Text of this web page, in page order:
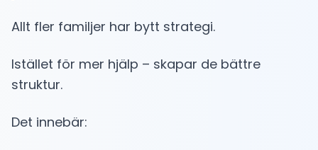
Allt fler familjer har bytt strategi.
Istället för mer hjälp – skapar de bättre
struktur.
Det innebär: